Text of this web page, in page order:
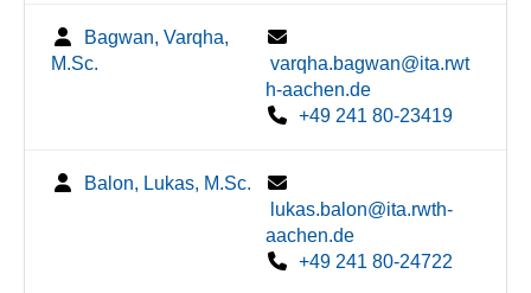
Bagwan, Varqha,
M.Sc.
varqha.bagwan@ita.rwt
h-aachen.de
+49 241 80-23419
Balon, Lukas, M.Sc.
lukas.balon@ita.rwth-
aachen.de
+49 241 80-24722